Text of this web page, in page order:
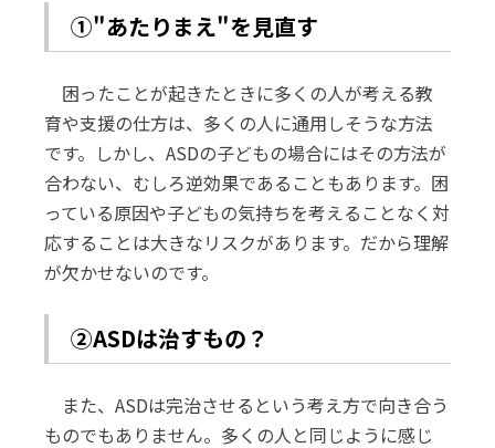
①"あたりまえ"を見直す
困ったことが起きたときに多くの人が考える教
育や支援の仕方は、多くの人に通用しそうな方法
です。しかし、ASDの子どもの場合にはその方法が
合わない、むしろ逆効果であることもあります。困
っている原因や子どもの気持ちを考えることなく対
応することは大きなリスクがあります。だから理解
が欠かせないのです。
②ASDは治すもの？
また、ASDは完治させるという考え方で向き合う
ものでもありません。多くの人と同じように感じ